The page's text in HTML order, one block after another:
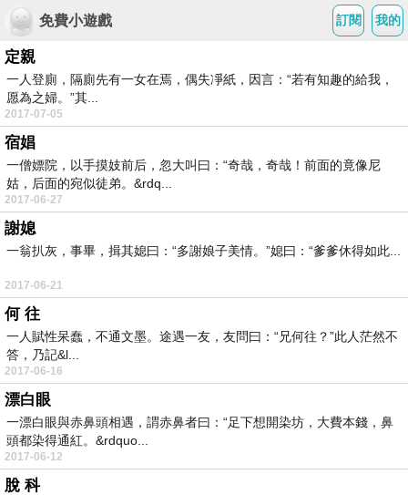
我的
訂閱
免費小遊戲
定親
一人登廁，隔廁先有一女在焉，偶失凈紙，因言：“若有知趣的給我，
愿為之婦。”其...
2017-07-05
宿娼
一僧嫖院，以手摸妓前后，忽大叫曰：“奇哉，奇哉！前面的竟像尼
姑，后面的宛似徒弟。&rdq...
2017-06-27
謝媳
一翁扒灰，事畢，揖其媳曰：“多謝娘子美情。”媳曰：“爹爹休得如此...
2017-06-21
何 往
一人賦性呆蠢，不通文墨。途遇一友，友問曰：“兄何往？”此人茫然不
答，乃記&l...
2017-06-16
漂白眼
一漂白眼與赤鼻頭相遇，謂赤鼻者曰：“足下想開染坊，大費本錢，鼻
頭都染得通紅。&rdquo...
2017-06-12
脫 科